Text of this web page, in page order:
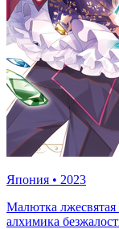
Япония • 2023
Малютка лжесвятая
алхимика